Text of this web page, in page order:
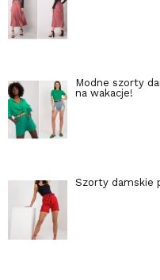
Modne szorty
na wakacje!
Szorty damskie